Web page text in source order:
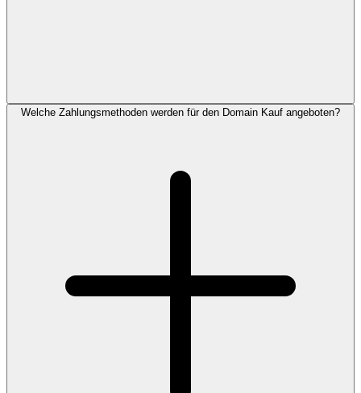
Welche Zahlungsmethoden werden für den Domain Kauf angeboten?